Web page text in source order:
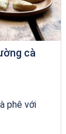
cà
phê với